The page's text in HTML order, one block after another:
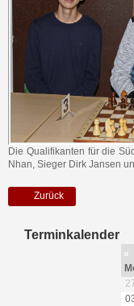
Die Qualifikanten für die
Nhan, Sieger Dirk Jansen
Zurück
Terminkalender
«